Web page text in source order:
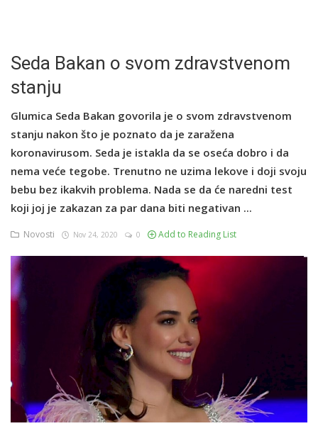
Seda Bakan o svom zdravstvenom
stanju
Glumica Seda Bakan govorila je o svom zdravstvenom
stanju nakon što je poznato da je zaražena
koronavirusom. Seda je istakla da se oseća dobro i da
nema veće tegobe. Trenutno ne uzima lekove i doji svoju
bebu bez ikakvih problema. Nada se da će naredni test
koji joj je zakazan za par dana biti negativan ...
Novosti Nov 24, 2020 0 Add to Reading List